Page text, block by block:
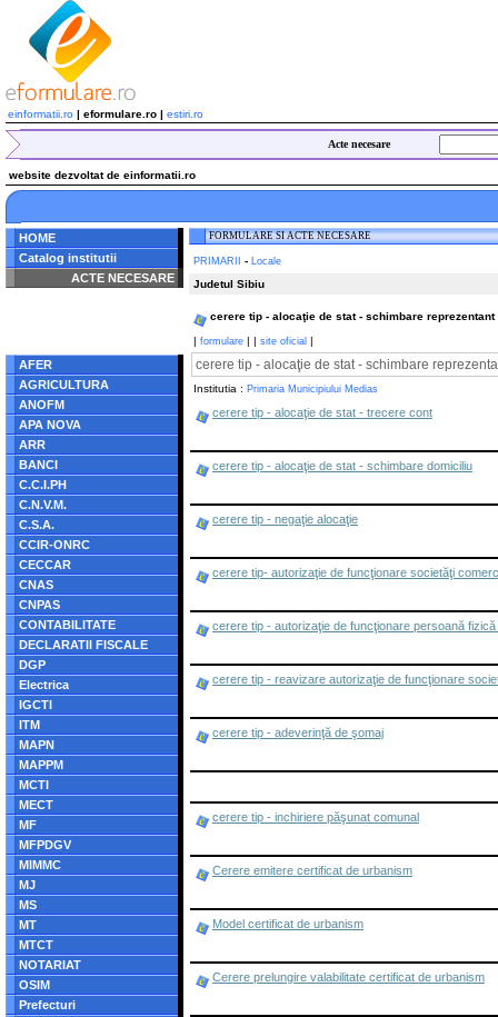
einformatii.ro | eformulare.ro | estiri.ro
Acte necesare
website dezvoltat de einformatii.ro
HOME
Catalog institutii
ACTE NECESARE
/home/eformulare.ro/public_html/navigare/stanga.php
AFER
AGRICULTURA
ANOFM
APA NOVA
ARR
BANCI
C.C.I.PH
C.N.V.M.
C.S.A.
CCIR-ONRC
CECCAR
CNAS
CNPAS
CONTABILITATE
DECLARATII FISCALE
DGP
Electrica
IGCTI
ITM
MAPN
MAPPM
MCTI
MECT
MF
MFPDGV
MIMMC
MJ
MS
MT
MTCT
NOTARIAT
OSIM
Prefecturi
FORMULARE SI ACTE NECESARE
PRIMARII - Locale
Judetul Sibiu
cerere tip - alocaţie de stat - schimbare reprezentant
| formulare | | site oficial |
cerere tip - alocaţie de stat - schimbare
Institutia : Primaria Municipiului Medias
cerere tip - alocaţie de stat - trecere cont
cerere tip - alocaţie de stat - schimbare domiciliu
cerere tip - negaţie alocaţie
cerere tip- autorizaţie de funcţionare societăţi
cerere tip - autorizaţie de funcţionare persoană
cerere tip - reavizare autorizaţie de funcţionare
cerere tip - adeverinţă de şomaj
cerere tip - inchiriere păşunat comunal
Cerere emitere certificat de urbanism
Model certificat de urbanism
Cerere prelungire valabilitate certificat de urbanism